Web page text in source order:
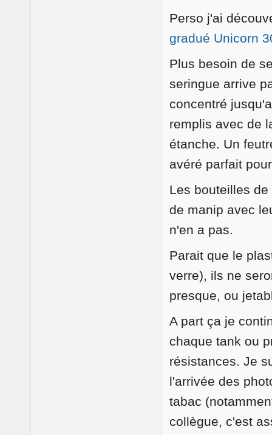
Perso j'ai
gradué Unicorn
Plus besoin de
seringue arrive
concentré
remplis avec de
étanche. Un
avéré parfait
Les bouteilles
de manip avec
n'en a pas.
Parait que le
verre), ils ne
presque, ou
A part ça je
chaque tank ou
résistances. Je
l'arrivée des
tabac
collègue, c'est